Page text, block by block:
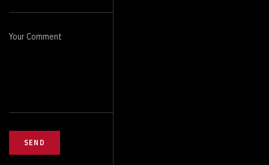
Your Comment